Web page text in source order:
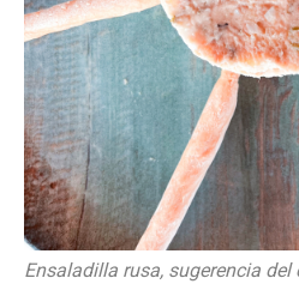
Ensaladilla rusa, sugerencia del